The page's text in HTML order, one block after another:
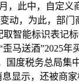
，此中，自定
，为此，部
智能标识表记
送酒”2025年
度税务总局
显示，还被商